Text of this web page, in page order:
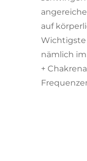
auf
Wichtigste
nämlich im
+